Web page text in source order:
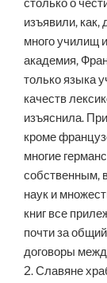
столько о
изъявили, как,
много училищ
академия,
только языка
качеств
изъяснила.
кроме
многие
собственным,
наук и
книг все
почти за
договоры
2. Славяне